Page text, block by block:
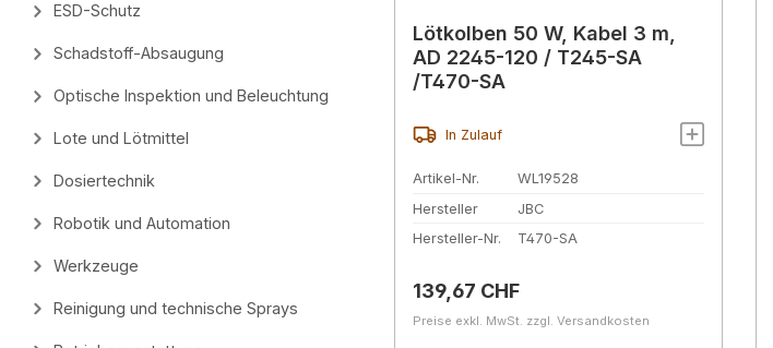
ESD-Schutz
Schadstoff-Absaugung
Optische Inspektion und Beleuchtung
Lote und Lötmittel
Dosiertechnik
Robotik und Automation
Werkzeuge
Reinigung und technische Sprays
Lötkolben 50 W, Kabel 3 m,
AD 2245-120 / T245-SA
/T470-SA
In Zulauf
Artikel-Nr.
WL19528
Hersteller
JBC
Hersteller-Nr.
T470-SA
Regulärer Preis:
139,67 CHF
Preise exkl. MwSt. zzgl. Versandkosten